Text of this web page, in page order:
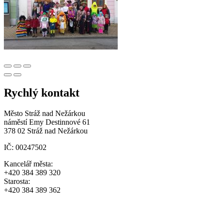
Rychlý kontakt
Město Stráž nad Nežárkou
náměstí Emy Destinnové 61
378 02 Stráž nad Nežárkou
IČ: 00247502
Kancelář města:
+420 384 389 320
Starosta:
+420 384 389 362